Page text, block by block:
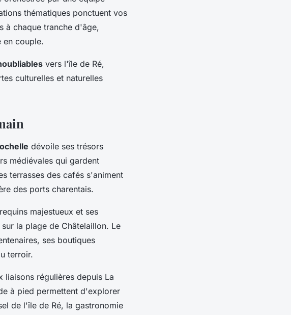
thématiques ponctuent vos
à chaque tranche d'âge,
en couple.
vers l'île de Ré,
culturelles et naturelles
dévoile ses trésors
médiévales qui gardent
terrasses des cafés s'animent
des ports charentais.
majestueux et ses
la plage de Châtelaillon. Le
ses boutiques
terroir.
liaisons régulières depuis La
à pied permettent d'explorer
de l'île de Ré, la gastronomie